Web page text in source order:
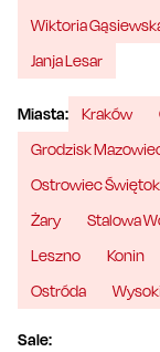
Wiktoria
Janja Lesar
Miasta: Kraków
Grodzisk
Ostrowiec
Żary
Stalowa
Leszno
Konin
Ostróda
Sale: